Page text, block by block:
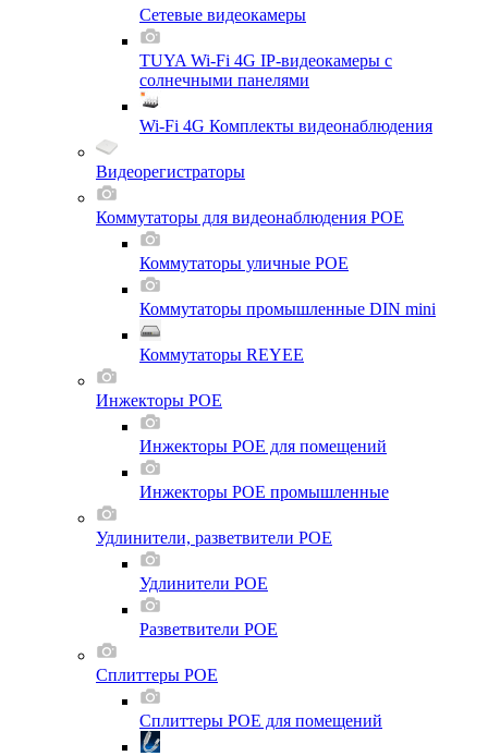
Сетевые видеокамеры
TUYA Wi-Fi 4G IP-видеокамеры с
солнечными панелями
Wi-Fi 4G Комплекты видеонаблюдения
Видеорегистраторы
Коммутаторы для видеонаблюдения POE
Коммутаторы уличные POE
Коммутаторы промышленные DIN mini
Коммутаторы REYEE
Инжекторы POE
Инжекторы POE для помещений
Инжекторы POE промышленные
Удлинители, разветвители POE
Удлинители POE
Разветвители POE
Сплиттеры POE
Сплиттеры POE для помещений